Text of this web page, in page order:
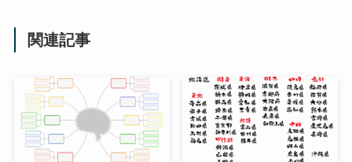
関連記事